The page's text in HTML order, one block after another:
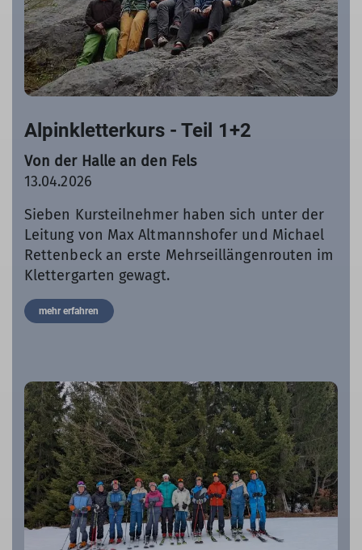
Alpinkletterkurs - Teil 1+2
Von der Halle an den Fels
13.04.2026
Sieben Kursteilnehmer haben sich unter der
Leitung von Max Altmannshofer und Michael
Rettenbeck an erste Mehrseillängenrouten im
Klettergarten gewagt.
mehr erfahren